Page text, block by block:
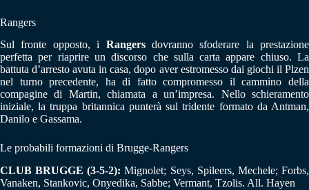
Rangers
Sul fronte opposto, i Rangersdovranno sfoderare la prestazione
perfetta per riaprire un discorso che sulla carta appare chiuso. La
battuta d’arresto avuta in casa, dopo aver estromesso dai giochi il Plzen
nel turno precedente, ha di fatto compromesso il cammino della
compagine di Martin, chiamata a un’impresa. Nello schieramento
iniziale, la truppa britannica punterà sul tridente formato da Antman,
Danilo e Gassama.
Le probabili formazioni di Brugge-Rangers
CLUB BRUGGE (3-5-2):Mignolet; Seys, Spileers, Mechele; Forbs,
Vanaken, Stankovic, Onyedika, Sabbe; Vermant, Tzolis. All. Hayen